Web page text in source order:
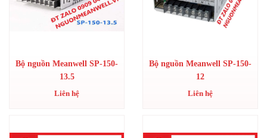
Bộ nguồn Meanwell SP-150-
13.5
Liên hệ
Bộ nguồn Meanwell SP-150-
12
Liên hệ